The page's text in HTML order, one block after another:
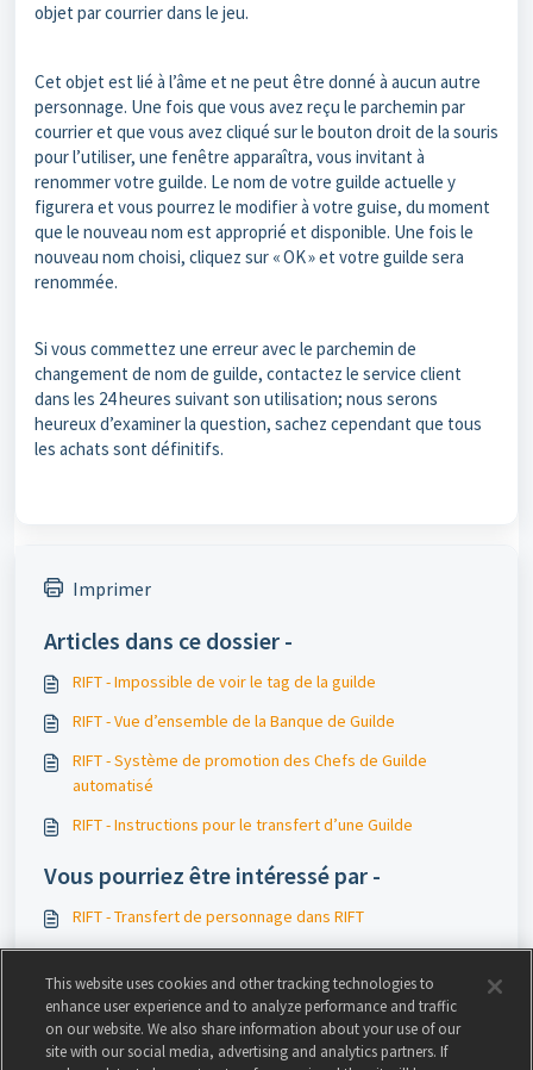
objet par courrier dans le jeu.
Cet objet est lié à l’âme et ne peut être donné à aucun autre
personnage. Une fois que vous avez reçu le parchemin par
courrier et que vous avez cliqué sur le bouton droit de la souris
pour l’utiliser, une fenêtre apparaîtra, vous invitant à
renommer votre guilde. Le nom de votre guilde actuelle y
figurera et vous pourrez le modifier à votre guise, du moment
que le nouveau nom est approprié et disponible. Une fois le
nouveau nom choisi, cliquez sur « OK » et votre guilde sera
renommée.
Si vous commettez une erreur avec le parchemin de
changement de nom de guilde, contactez le service client
dans les 24 heures suivant son utilisation; nous serons
heureux d’examiner la question, sachez cependant que tous
les achats sont définitifs.
Imprimer
Articles dans ce dossier -
RIFT - Impossible de voir le tag de la guilde
RIFT - Vue d’ensemble de la Banque de Guilde
RIFT - Système de promotion des Chefs de Guilde
automatisé
RIFT - Instructions pour le transfert d’une Guilde
Vous pourriez être intéressé par -
RIFT - Transfert de personnage dans RIFT
RIFT - Vue d’ensemble des autorisations de rang de guilde
RIFT - Système de promotion des Chefs de Guilde
automatisé
RIFT - Types de comptes RIFT et restrictions
This website uses cookies and other tracking technologies to
enhance user experience and to analyze performance and traffic
on our website. We also share information about your use of our
site with our social media, advertising and analytics partners. If